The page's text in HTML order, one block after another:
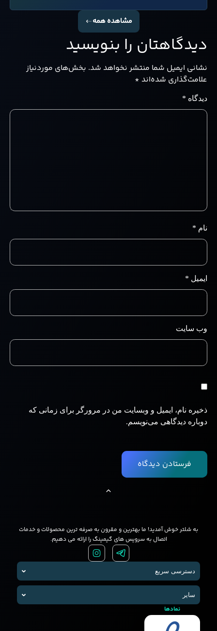
مشاهده همه
دیدگاهتان را بنویسید
نشانی ایمیل شما منتشر نخواهد شد. بخش‌های موردنیاز
علامت‌گذاری شده‌اند *
دیدگاه *
نام *
ایمیل *
وب‌ سایت
ذخیره نام، ایمیل و وبسایت من در مرورگر برای زمانی که
دوباره دیدگاهی می‌نویسم.
به شلتر خوش آمدید! ما بهترین و مقرون به صرفه ترین محصولات و خدمات
اتصال به سرویس های گیمینگ را ارائه می دهیم.
دسترسی سریع
سایر
نمادها